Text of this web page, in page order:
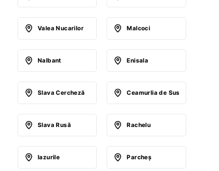
Valea Nucarilor Malcoci
Nalbant Enisala
Slava Cercheză Ceamurlia de Sus
Slava Rusă Rachelu
Iazurile Parcheş